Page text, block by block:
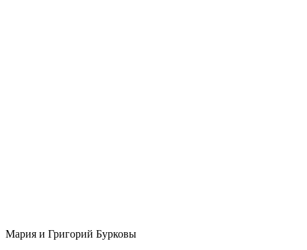
Мария и Григорий Бурковы